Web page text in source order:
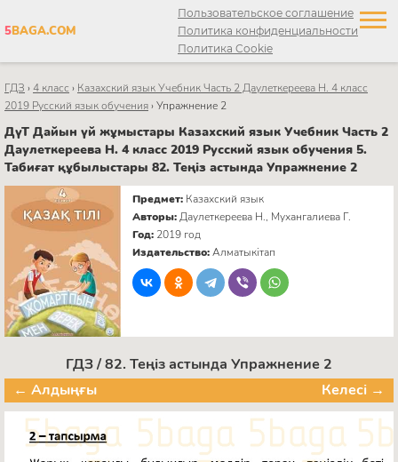
5BAGA.COM
Пользовательское соглашение
Политика конфиденциальности
Политика Cookie
ГДЗ ›4 класс › Казахский язык Учебник Часть 2 Даулеткереева Н. 4 класс
2019 Русский язык обучения›Упражнение 2
ДүТ Дайын үй жұмыстары Казахский язык Учебник Часть 2
Даулеткереева Н. 4 класс 2019 Русский язык обучения 5.
Табиғат құбылыстары 82. Теңіз астында Упражнение 2
Предмет: Казахский язык
Авторы:Даулеткереева Н., Мухангалиева Г.
Год: 2019 год
Издательство:Алматыкітап
ГДЗ / 82. Теңіз астында Упражнение 2
← Алдыңғы
Келесі →